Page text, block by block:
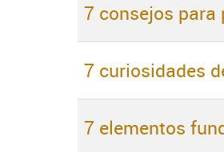
7 consejos para
7 curiosidades
7 elementos